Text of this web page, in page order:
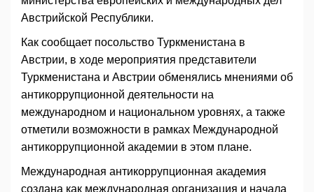
Австрийской Республики.
Как сообщает посольство Туркменистана в
Австрии, в ходе мероприятия представители
Туркменистана и Австрии обменялись мнениями об
антикоррупционной деятельности на
международном и национальном уровнях, а также
отметили возможности в рамках Международной
антикоррупционной академии в этом плане.
Международная антикоррупционная академия
создана как международная организация и начала